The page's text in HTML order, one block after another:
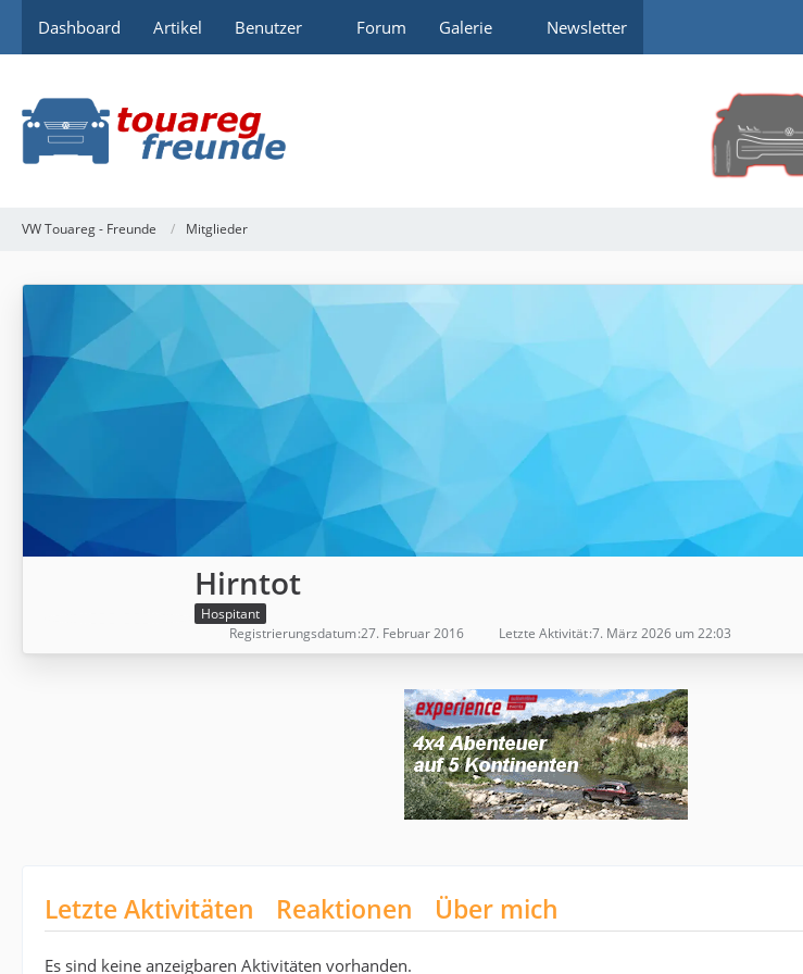
Dashboard Artikel Benutzer Forum Galerie Newsletter
VW Touareg - Freunde Mitglieder
Hirntot
Hospitant
Registrierungsdatum 27. Februar 2016 Letzte Aktivität 7. März 2026 um 22:03
Letzte Aktivitäten Reaktionen Über mich
Es sind keine anzeigbaren Aktivitäten vorhanden.